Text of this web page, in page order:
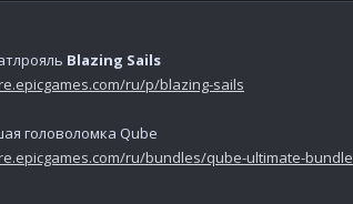
Blazing Sails
ru/p/blazing-sails
головоломка Qube
ru/bundles/qube-ultimate-bundle